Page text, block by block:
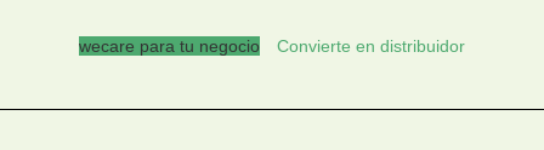
wecare para tu negocio Convierte en distribuidor